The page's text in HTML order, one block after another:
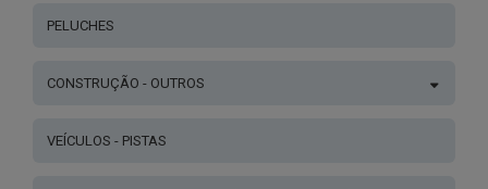
PELUCHES
CONSTRUÇÃO - OUTROS
VEÍCULOS - PISTAS